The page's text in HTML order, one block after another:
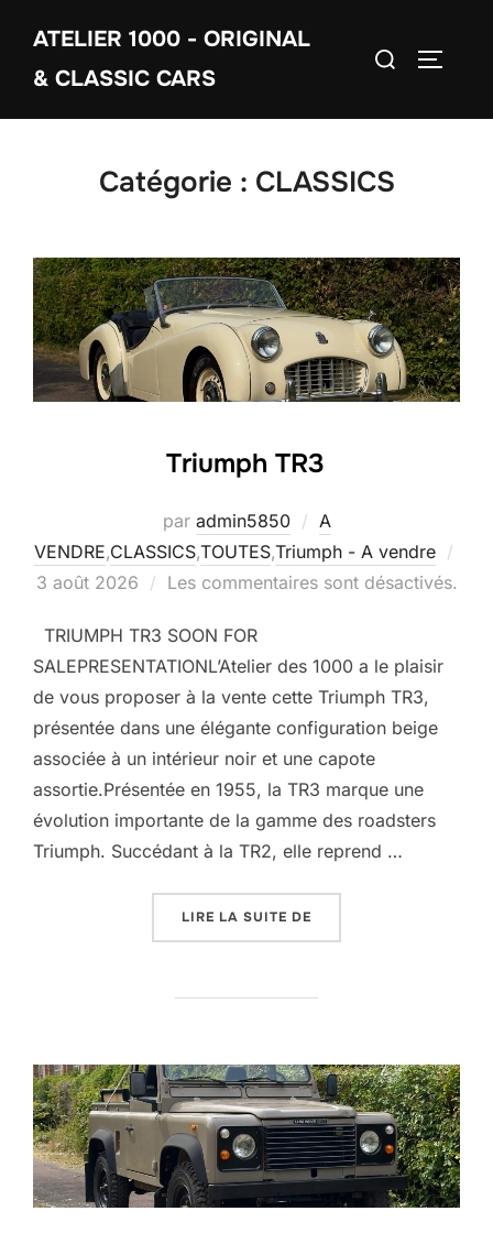
contenu
ATELIER 1000 - ORIGINAL
& CLASSIC CARS
Rechercher :
Catégorie : CLASSICS
Triumph TR3
par admin5850
A
VENDRE,CLASSICS,TOUTES,Triumph - A vendre
Publié
3 août 2026 Les commentaires sont désactivés.
TRIUMPH TR3 SOON FOR
SALEPRESENTATIONL’Atelier des 1000 a le plaisir
de vous proposer à la vente cette Triumph TR3,
présentée dans une élégante configuration beige
associée à un intérieur noir et une capote
assortie.Présentée en 1955, la TR3 marque une
évolution importante de la gamme des roadsters
Triumph. Succédant à la TR2, elle reprend …
LIRE LA SUITE DE